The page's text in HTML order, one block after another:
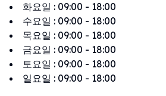
화요일 : 09:00 - 18:00
수요일 : 09:00 - 18:00
목요일 : 09:00 - 18:00
금요일 : 09:00 - 18:00
토요일 : 09:00 - 18:00
일요일 : 09:00 - 18:00